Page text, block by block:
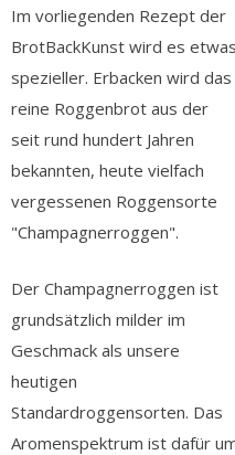
Im vorliegenden Rezept der
BrotBackKunst wird es etwas
spezieller. Erbacken wird das
reine Roggenbrot aus der
seit rund hundert Jahren
bekannten, heute vielfach
vergessenen Roggensorte
"Champagnerroggen".
Der Champagnerroggen ist
grundsätzlich milder im
Geschmack als unsere
heutigen
Standardroggensorten. Das
Aromenspektrum ist dafür